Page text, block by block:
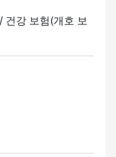
건강 보험(개호 보